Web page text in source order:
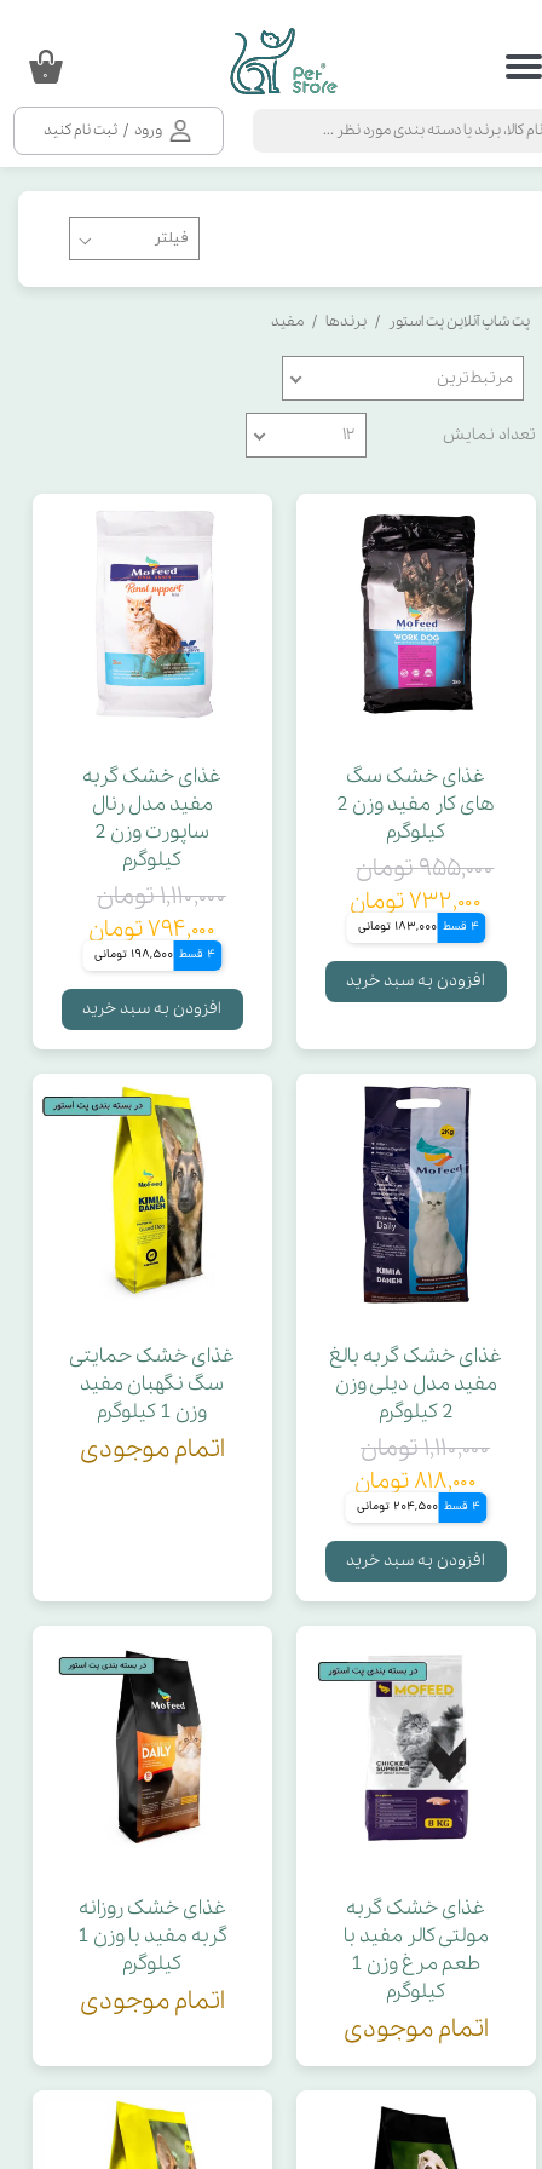
ورود / ثبت نام کنید
حساب کاربری من
سفارشات
۰
پت شاپ آنلاین پت استور برندها مفید
مرتبط‌ترین
تعداد نمایش ۱۲
غذای خشک سگ
های کار مفید وزن 2
کیلوگرم
۹۵۵,۰۰۰ تومان
۷۳۲,۰۰۰ تومان
4 قسط 183,000 تومانی
افزودن به سبد خرید
غذای خشک گربه
مفید مدل رنال
ساپورت وزن 2
کیلوگرم
۱,۱۱۰,۰۰۰ تومان
۷۹۴,۰۰۰ تومان
4 قسط 198,500 تومانی
افزودن به سبد خرید
غذای خشک گربه بالغ
مفید مدل دیلی وزن
2 کیلوگرم
۱,۱۱۰,۰۰۰ تومان
۸۱۸,۰۰۰ تومان
4 قسط 204,500 تومانی
افزودن به سبد خرید
غذای خشک حمایتی
سگ نگهبان مفید
وزن 1 کیلوگرم
اتمام موجودی
غذای خشک گربه
مولتی کالر مفید با
طعم مرغ وزن 1
کیلوگرم
اتمام موجودی
غذای خشک روزانه
گربه مفید با وزن 1
کیلوگرم
اتمام موجودی